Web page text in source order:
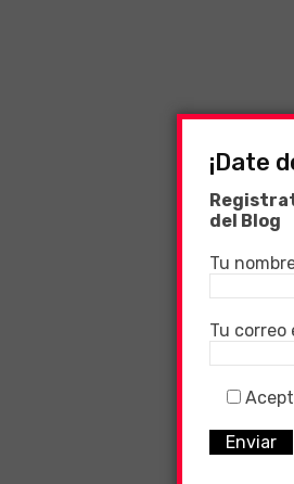
¡Date
del Blog
Tu
Tu correo